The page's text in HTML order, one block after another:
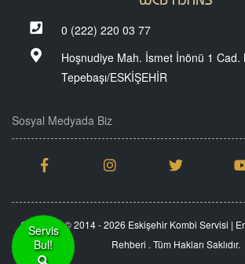
Servis
Bul!
0 (222) 220 03 77
Hoşnudiye Mah. İsmet İnönü 1 Cad.
Tepebaşı/ESKİŞEHİR
Sosyal Medyada Biz
Copyright © 2014 - 2026 Eskişehir Kombi Servisi |
Rehberi . Tüm Hakları Saklıdır.